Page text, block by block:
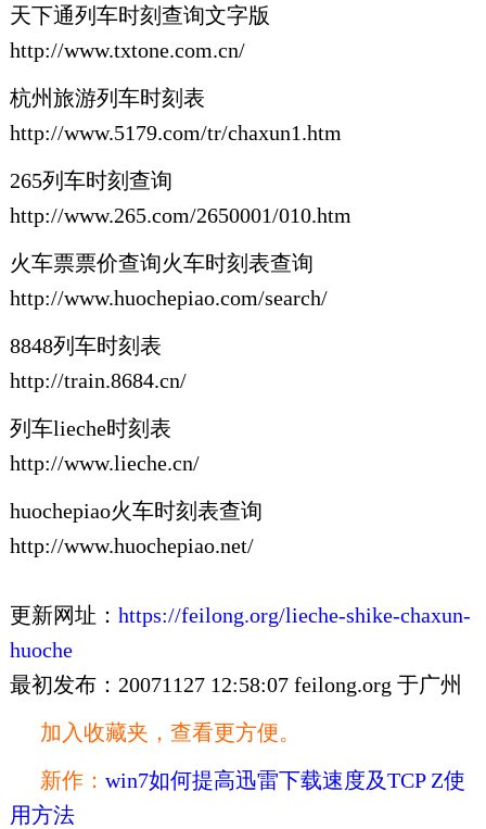
天下通列车时刻查询文字版
http://www.txtone.com.cn/
杭州旅游列车时刻表
http://www.5179.com/tr/chaxun1.htm
265列车时刻查询
http://www.265.com/2650001/010.htm
火车票票价查询火车时刻表查询
http://www.huochepiao.com/search/
8848列车时刻表
http://train.8684.cn/
列车lieche时刻表
http://www.lieche.cn/
huochepiao火车时刻表查询
http://www.huochepiao.net/
更新网址： https://feilong.org/lieche-shike-chaxun-
huoche
最初发布：20071127 12:58:07 feilong.org 于广州
加入收藏夹，查看更方便。
新作： win7如何提高迅雷下载速度及TCP Z使
用方法